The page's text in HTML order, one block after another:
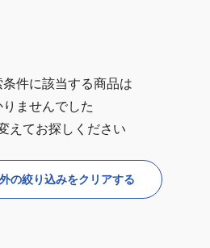
件に該当する商品は
りませんでした
えてお探しください
の絞り込みをクリアする